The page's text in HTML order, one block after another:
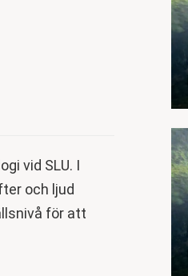
vid SLU. I
och ljud
för att